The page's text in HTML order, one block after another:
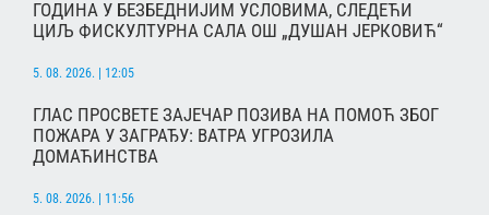
ГОДИНА У БЕЗБЕДНИЈИМ УСЛОВИМА, СЛЕДЕЋИ
ЦИЉ ФИСКУЛТУРНА САЛА ОШ „ДУШАН ЈЕРКОВИЋ“
5. 08. 2026. | 12:05
ГЛАС ПРОСВЕТЕ ЗАЈЕЧАР ПОЗИВА НА ПОМОЋ ЗБОГ
ПОЖАРА У ЗАГРАЂУ: ВАТРА УГРОЗИЛА
ДОМАЋИНСТВА
5. 08. 2026. | 11:56